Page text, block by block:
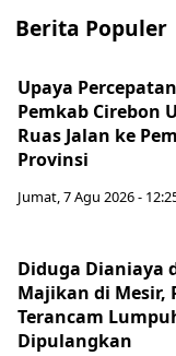
Berita Populer
Upaya
Pemkab Cirebon
Ruas Jalan ke
Provinsi
Jumat, 7 Agu 2026 -
Diduga Dianiaya
Majikan di Mesir,
Terancam
Dipulangkan